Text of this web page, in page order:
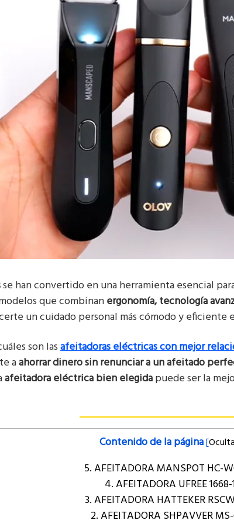
se han convertido en una herramienta esencial
que combinanergonomía, tecnología
un cuidado personal más cómodo y eficiente
son lasafeitadoras eléctricas con mejor
aahorrar dinero sin renunciar a un afeitado
afeitadora eléctrica bien elegidapuede ser la
Contenido de la página[
5. AFEITADORA MANSPOT ‎HC-
4. AFEITADORA UFREE ‎1668-
3. AFEITADORA HATTEKER
2. AFEITADORA SHPAVVER